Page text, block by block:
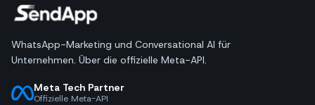
WhatsApp-Marketing und Conversational AI für
Unternehmen. Über die offizielle Meta-API.
Meta Tech Partner
Offizielle Meta-API